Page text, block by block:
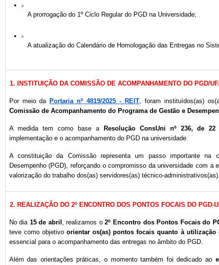
A prorrogação do 1º Ciclo Regular do PGD na Universidade;
A atualização do Calendário de Homologação das Entregas no
1. INSTITUIÇÃO DA COMISSÃO DE ACOMPANHAMENTO DO PGD/
Por meio da Portaria nº 4819/2025 - REIT, foram instituídos(as)
Comissão de Acompanhamento do Programa de Gestão e
A medida tem como base a
Resolução ConsUni nº 236, de
implementação e o acompanhamento do PGD na universidade.
A constituição da Comissão representa um passo importante na
Desempenho (PGD), reforçando o compromisso da universidade com
valorização do trabalho dos(as) servidores(as) técnico-
2. REALIZAÇÃO DO 2º ENCONTRO DOS PONTOS FOCAIS DO PGD-
No dia 15 de abril , realizamos o2º Encontro dos Pontos Focais do
teve como objetivo orientar os(as) pontos focais quanto à
essencial para o acompanhamento das entregas no âmbito do PGD.
Além das orientações práticas, o momento também foi dedicado ao